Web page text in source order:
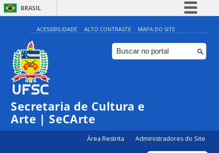
BRASIL
Simplifique!
Comunica BR
Participe
ACESSIBILIDADE ALTO CONTRASTE MAPA DO SITE
Secretaria de Cultura e
Arte | SeCArte
Área Restrita Administradores do Site